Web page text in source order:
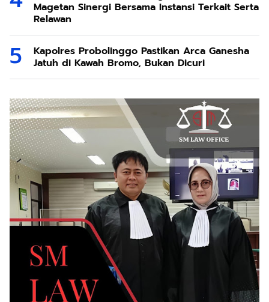
Magetan Sinergi Bersama Instansi Terkait Serta
Relawan
Kapolres Probolinggo Pastikan Arca Ganesha
Jatuh di Kawah Bromo, Bukan Dicuri